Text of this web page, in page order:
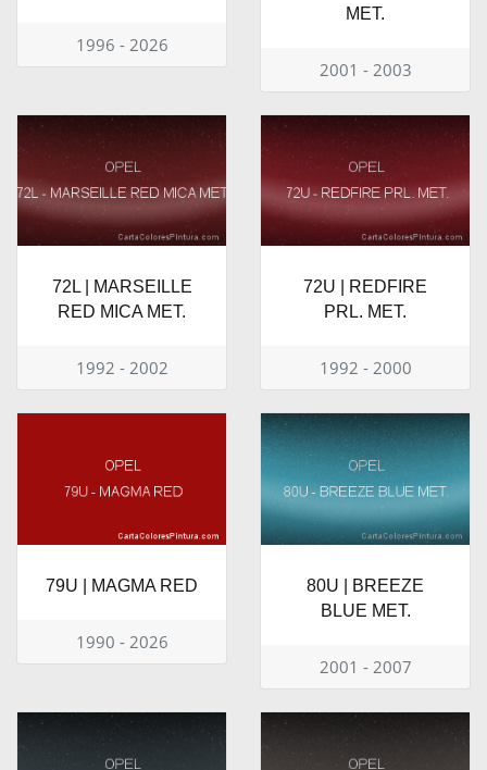
1996 - 2026
MET.
2001 - 2003
72L | MARSEILLE
RED MICA MET.
1992 - 2002
72U | REDFIRE
PRL. MET.
1992 - 2000
79U | MAGMA RED
1990 - 2026
80U | BREEZE
BLUE MET.
2001 - 2007